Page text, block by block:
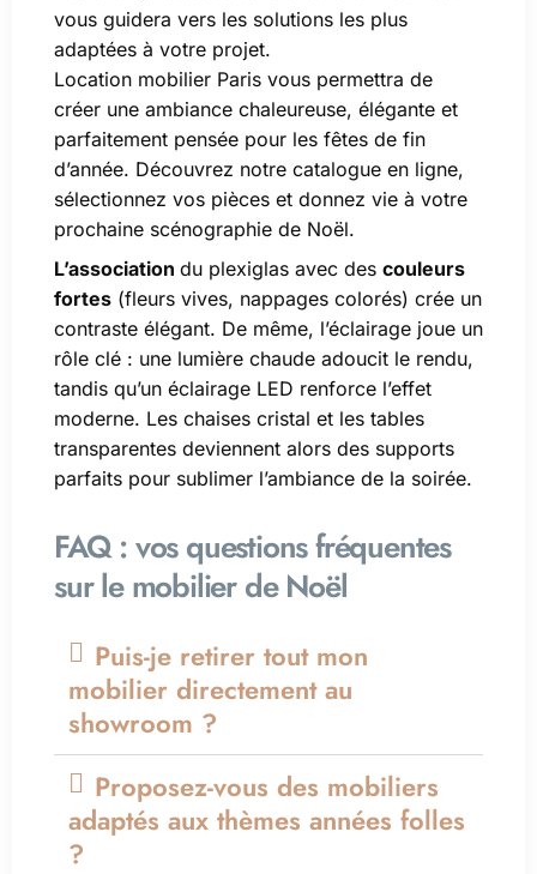
vous guidera vers les solutions les plus
adaptées à votre projet.
Location mobilier Paris vous permettra de
créer une ambiance chaleureuse, élégante et
parfaitement pensée pour les fêtes de fin
d’année. Découvrez notre catalogue en ligne,
sélectionnez vos pièces et donnez vie à votre
prochaine scénographie de Noël.
L’association du plexiglas avec des couleurs
fortes (fleurs vives, nappages colorés) crée un
contraste élégant. De même, l’éclairage joue un
rôle clé : une lumière chaude adoucit le rendu,
tandis qu’un éclairage LED renforce l’effet
moderne. Les chaises cristal et les tables
transparentes deviennent alors des supports
parfaits pour sublimer l’ambiance de la soirée.
FAQ : vos questions fréquentes
sur le mobilier de Noël
Puis-je retirer tout mon
mobilier directement au
showroom ?
Proposez-vous des mobiliers
adaptés aux thèmes années folles
?